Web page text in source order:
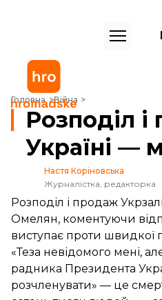
Головна Війна
Розподіл і продаж Укрзалізниці
Розподіл
Україні —
Настя Коріновська
Журналістка, редакторка
Розподіл і продаж
Омелян, коментуючи
виступає проти швидкої
«Теза невідомого мені,
радника Президента
розчленувати» — це